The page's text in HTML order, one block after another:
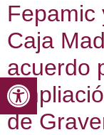
Abrir
Fepamic
Caja
acuerdo
de